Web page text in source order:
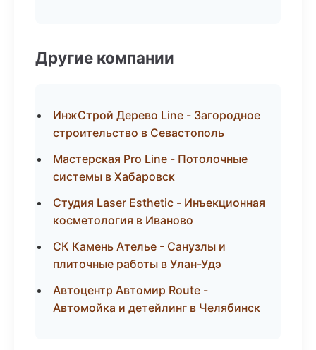
Другие компании
ИнжСтрой Дерево Line - Загородное
строительство в Севастополь
Мастерская Pro Line - Потолочные
системы в Хабаровск
Студия Laser Esthetic - Инъекционная
косметология в Иваново
СК Камень Ателье - Санузлы и
плиточные работы в Улан-Удэ
Автоцентр Автомир Route -
Автомойка и детейлинг в Челябинск